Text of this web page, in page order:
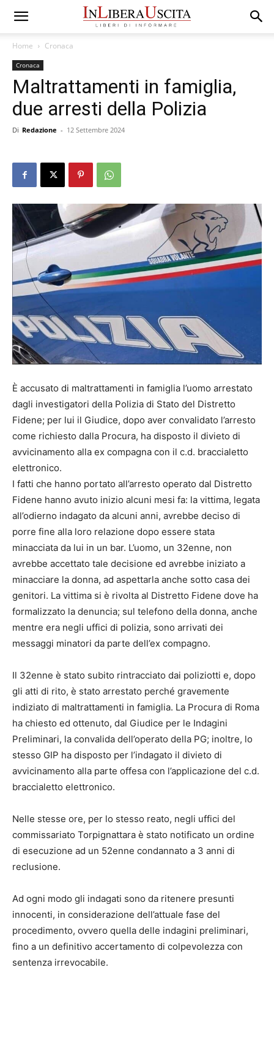
Home Cronaca
Cronaca
Maltrattamenti in famiglia,
due arresti della Polizia
Di Redazione - 12 Settembre 2024
È accusato di maltrattamenti in famiglia l’uomo arrestato
dagli investigatori della Polizia di Stato del Distretto
Fidene; per lui il Giudice, dopo aver convalidato l’arresto
come richiesto dalla Procura, ha disposto il divieto di
avvicinamento alla ex compagna con il c.d. braccialetto
elettronico.
I fatti che hanno portato all’arresto operato dal Distretto
Fidene hanno avuto inizio alcuni mesi fa: la vittima, legata
all’odierno indagato da alcuni anni, avrebbe deciso di
porre fine alla loro relazione dopo essere stata
minacciata da lui in un bar. L’uomo, un 32enne, non
avrebbe accettato tale decisione ed avrebbe iniziato a
minacciare la donna, ad aspettarla anche sotto casa dei
genitori. La vittima si è rivolta al Distretto Fidene dove ha
formalizzato la denuncia; sul telefono della donna, anche
mentre era negli uffici di polizia, sono arrivati dei
messaggi minatori da parte dell’ex compagno.
Il 32enne è stato subito rintracciato dai poliziotti e, dopo
gli atti di rito, è stato arrestato perché gravemente
indiziato di maltrattamenti in famiglia. La Procura di Roma
ha chiesto ed ottenuto, dal Giudice per le Indagini
Preliminari, la convalida dell’operato della PG; inoltre, lo
stesso GIP ha disposto per l’indagato il divieto di
avvicinamento alla parte offesa con l’applicazione del c.d.
braccialetto elettronico.
Nelle stesse ore, per lo stesso reato, negli uffici del
commissariato Torpignattara è stato notificato un ordine
di esecuzione ad un 52enne condannato a 3 anni di
reclusione.
Ad ogni modo gli indagati sono da ritenere presunti
innocenti, in considerazione dell’attuale fase del
procedimento, ovvero quella delle indagini preliminari,
fino a un definitivo accertamento di colpevolezza con
sentenza irrevocabile.